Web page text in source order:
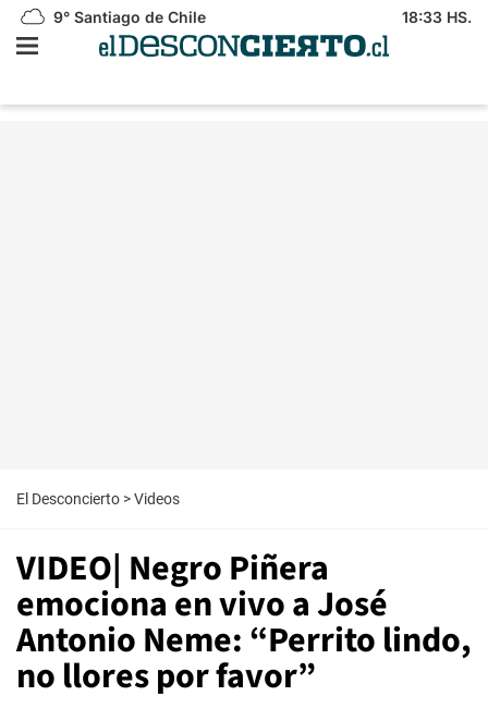
9° Santiago de Chile 18:33 HS.
El Desconcierto >Videos
VIDEO| Negro Piñera
emociona en vivo a José
Antonio Neme: “Perrito lindo,
no llores por favor”